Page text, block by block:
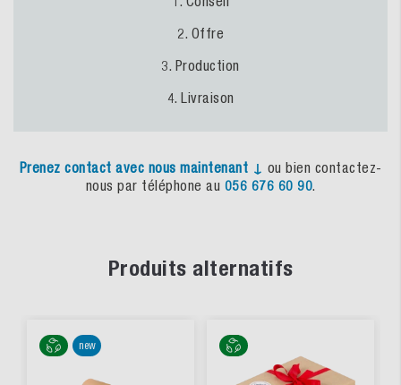
2. Offre
3. Production
4. Livraison
Prenez contact avec nous maintenant ↓ ou bien contactez-
nous par téléphone au 056 676 60 90.
Produits alternatifs
new